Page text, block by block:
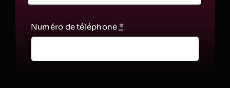
Numéro de téléphone *